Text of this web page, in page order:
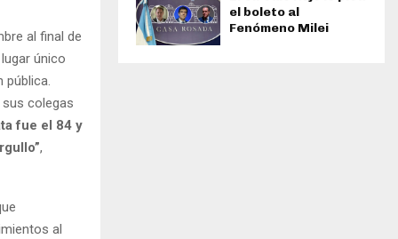
al final de
único
sus colegas
fue el 84 y
,
al
el boleto al
Fenómeno Milei